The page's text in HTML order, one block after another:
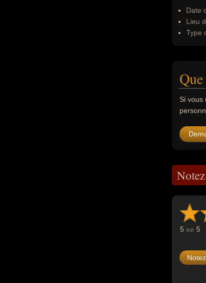
Date
Lieu
Type
Si vous
5 sur 5